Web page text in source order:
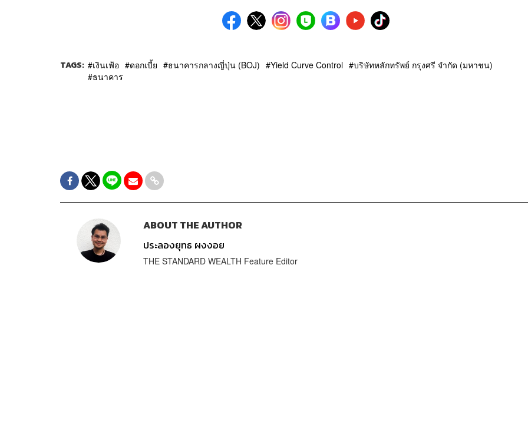
TAGS: เงินเฟ้อ ดอกเบี้ย ธนาคารกลางญี่ปุ่น (BOJ) Yield Curve Control
บริษัทหลักทรัพย์ กรุงศรี จำกัด (มหาชน)
ธนาคาร
ABOUT THE AUTHOR
ประลองยุทธ ผงงอย
THE STANDARD WEALTH Feature Editor